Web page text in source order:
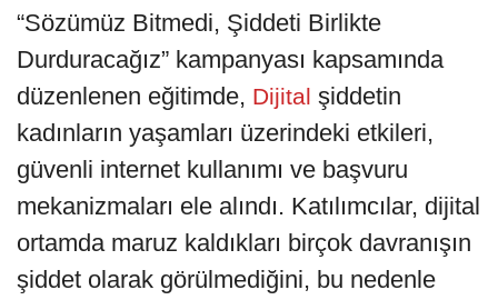
“Sözümüz Bitmedi, Şiddeti Birlikte
Durduracağız” kampanyası kapsamında
düzenlenen eğitimde, Dijital şiddetin
kadınların yaşamları üzerindeki etkileri,
güvenli internet kullanımı ve başvuru
mekanizmaları ele alındı. Katılımcılar, dijital
ortamda maruz kaldıkları birçok davranışın
şiddet olarak görülmediğini, bu nedenle